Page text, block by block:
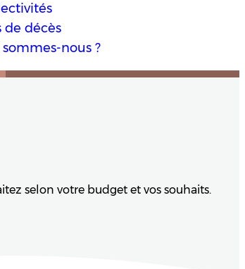
de décès
nous ?
selon votre budget et vos souhaits.